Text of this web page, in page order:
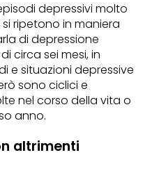
depressivi molto
ripetono in maniera
di depressione
circa sei mesi, in
e situazioni depressive
sono ciclici e
nel corso della vita o
anno.
altrimenti